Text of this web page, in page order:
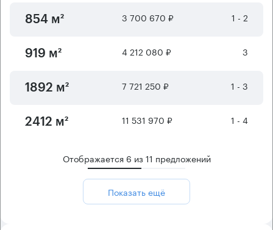
854 м² 3 700 670 ₽ 1 - 2
919 м² 4 212 080 ₽ 3
1892 м² 7 721 250 ₽ 1 - 3
2412 м² 11 531 970 ₽ 1 - 4
Отображается 6 из11 предложений
Показать ещё